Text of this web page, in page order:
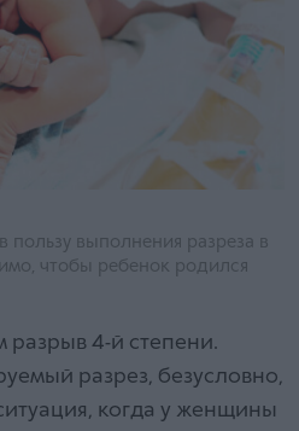
пользу выполнения разреза в
чтобы ребенок родился
разрыв 4-й степени.
разрез, безусловно,
когда у женщины